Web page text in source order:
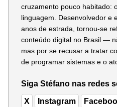
cruzamento pouco habitado:
linguagem. Desenvolvedor e
anos de estrada, tornou-se
conteúdo digital no Brasil —
mas por se recusar a tratar
de programar sistemas e o
Siga Stéfano nas redes
X Instagram